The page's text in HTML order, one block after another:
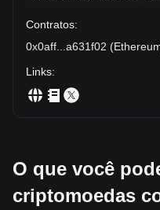
Contratos:
0x0aff
a631f02 (
Links:
O que você
criptomoedas